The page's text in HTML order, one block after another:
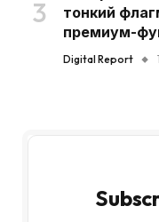
тонкий
премиум-
Digital Report